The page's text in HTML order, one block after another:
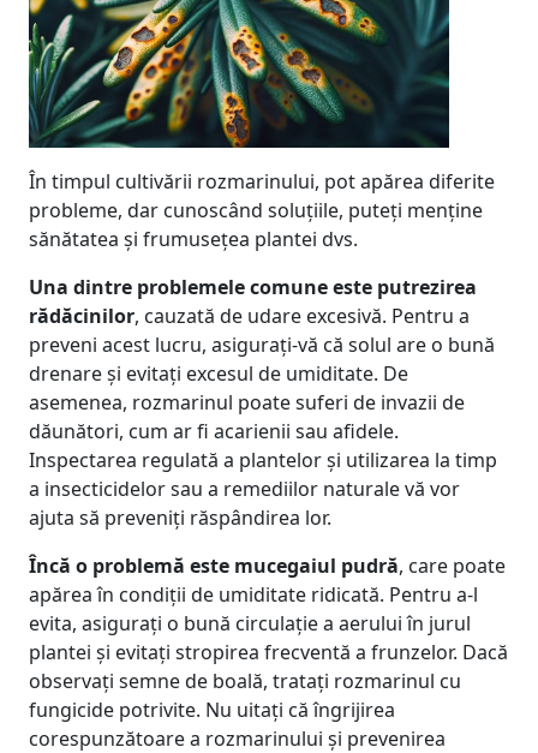
În timpul cultivării rozmarinului, pot apărea diferite
probleme, dar cunoscând soluțiile, puteți menține
sănătatea și frumusețea plantei dvs.
Una dintre problemele comune este putrezirea
rădăcinilor, cauzată de udare excesivă. Pentru a
preveni acest lucru, asigurați-vă că solul are o bună
drenare și evitați excesul de umiditate. De
asemenea, rozmarinul poate suferi de invazii de
dăunători, cum ar fi acarienii sau afidele.
Inspectarea regulată a plantelor și utilizarea la timp
a insecticidelor sau a remediilor naturale vă vor
ajuta să preveniți răspândirea lor.
Încă o problemă este mucegaiul pudră, care poate
apărea în condiții de umiditate ridicată. Pentru a-l
evita, asigurați o bună circulație a aerului în jurul
plantei și evitați stropirea frecventă a frunzelor. Dacă
observați semne de boală, tratați rozmarinul cu
fungicide potrivite. Nu uitați că îngrijirea
corespunzătoare a rozmarinului și prevenirea